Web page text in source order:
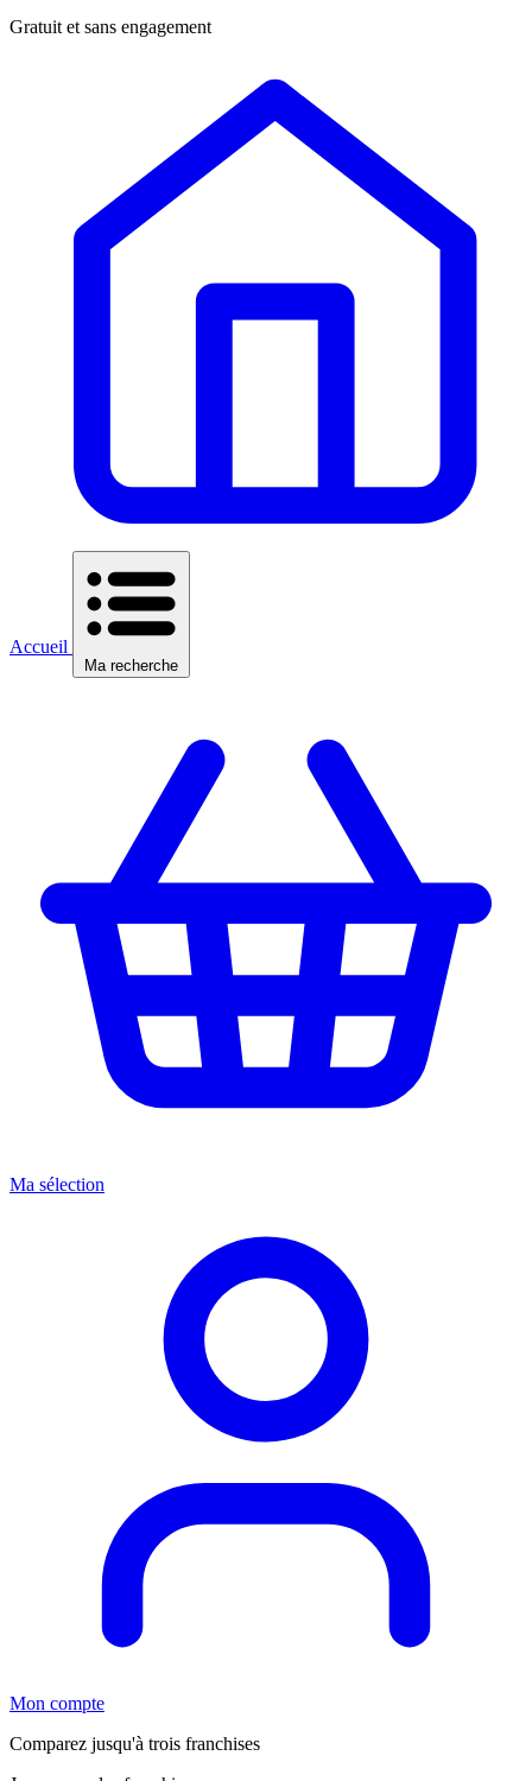
Gratuit et sans engagement
Accueil
Ma recherche
Ma sélection
Mon compte
Comparez jusqu'à trois franchises